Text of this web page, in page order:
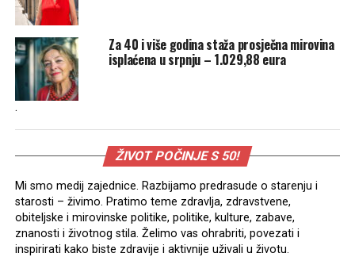
Za 40 i više godina staža prosječna mirovina
isplaćena u srpnju – 1.029,88 eura
.
ŽIVOT POČINJE S 50!
Mi smo medij zajednice. Razbijamo predrasude o starenju i
starosti – živimo. Pratimo teme zdravlja, zdravstvene,
obiteljske i mirovinske politike, politike, kulture, zabave,
znanosti i životnog stila. Želimo vas ohrabriti, povezati i
inspirirati kako biste zdravije i aktivnije uživali u životu.